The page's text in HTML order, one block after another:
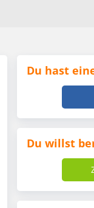
Du hast
Du willst